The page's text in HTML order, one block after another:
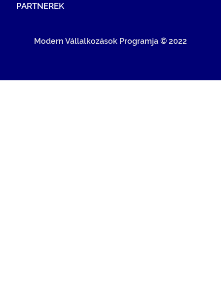
PARTNEREK
Modern Vállalkozások Programja © 2022